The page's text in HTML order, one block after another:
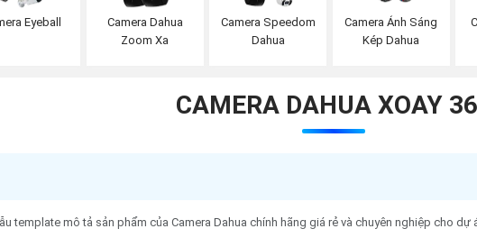
Eyeball
Camera Dahua
Zoom Xa
Camera Speedom
Dahua
Camera Ánh Sáng
Kép Dahua
CAMERA DAHUA XOAY
template mô tả sản phẩm của Camera Dahua chính hãng giá rẻ và chuyên nghiệp cho dự